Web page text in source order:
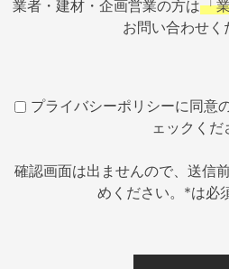
業者・建材・企画営業の方は「
お問い合わせく
プライバシーポリシーに同意
ェックくだ
確認画面は出ませんので、送信
めください。*は必